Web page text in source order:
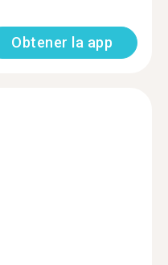
Obtener la app